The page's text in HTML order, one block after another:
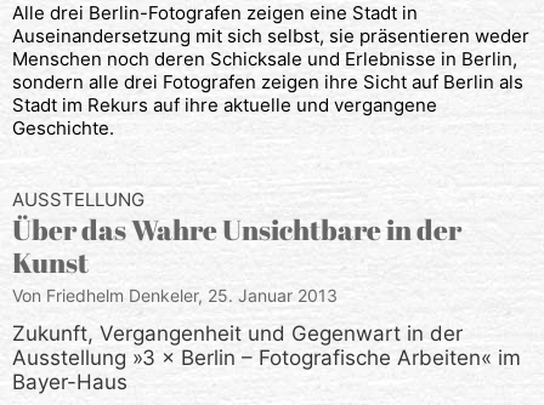
Alle drei Berlin-Fotografen zeigen eine Stadt in
Auseinandersetzung mit sich selbst, sie präsentieren weder
Menschen noch deren Schicksale und Erlebnisse in Berlin,
sondern alle drei Fotografen zeigen ihre Sicht auf Berlin als
Stadt im Rekurs auf ihre aktuelle und vergangene
Geschichte.
AUSSTELLUNG
Über das Wahre Unsichtbare in der
Kunst
Von Friedhelm Denkeler, 25. Januar 2013
Zukunft, Vergangenheit und Gegenwart in der
Ausstellung »3 × Berlin – Fotografische Arbeiten« im
Bayer-Haus